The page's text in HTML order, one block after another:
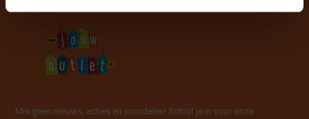
Mis geen nieuws, acties en voordelen! Schrijf je in voor onze